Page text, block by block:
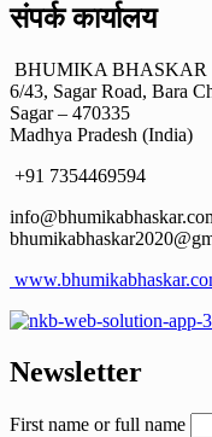
संपर्क कार्यालय
BHUMIKA BHASKAR
6/43, Sagar Road, Bara
Sagar – 470335
Madhya Pradesh (India)
+91 7354469594
Newsletter
First name or full name